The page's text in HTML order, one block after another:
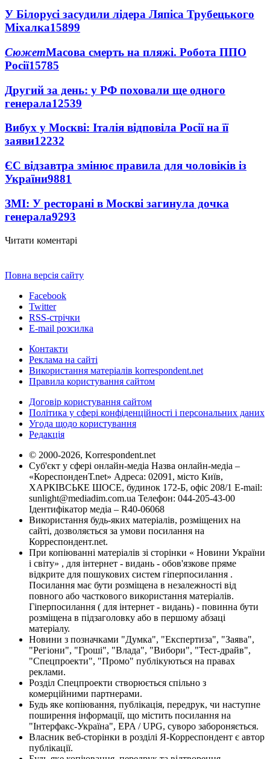
У Білорусі засудили лідера Ляпіса Трубецького
Міхалка15899
СюжетМасова смерть на пляжі. Робота ППО
Росії15785
Другий за день: у РФ поховали ще одного
генерала12539
Вибух у Москві: Італія відповіла Росії на її
заяви12232
ЄС відзавтра змінює правила для чоловіків із
України9881
ЗМІ: У ресторані в Москві загинула дочка
генерала9293
Читати коментарі
Повна версія сайту
Facebook
Twitter
RSS-стрічки
E-mail розсилка
Контакти
Реклама на сайті
Використання матеріалів korrespondent.net
Правила користування сайтом
Договір користування сайтом
Політика у сфері конфіденційності і персональних даних
Угода щодо користування
Редакція
© 2000-2026, Korrespondent.net
Суб'єкт у сфері онлайн-медіа Назва онлайн-медіа –
«КореспонденТ.net» Адреса: 02091, місто Київ,
ХАРКІВСЬКЕ ШОСЕ, будинок 172-Б, офіс 208/1 E-mail:
sunlight@mediadim.com.ua Телефон: 044-205-43-00
Ідентифікатор медіа – R40-06068
Використання будь-яких матеріалів, розміщених на
сайті, дозволяється за умови посилання на
Корреспондент.net.
При копіюванні матеріалів зі сторінки « Новини України
і світу» , для інтернет - видань - обов'язкове пряме
відкрите для пошукових систем гіперпосилання .
Посилання має бути розміщена в незалежності від
повного або часткового використання матеріалів.
Гіперпосилання ( для інтернет - видань) - повинна бути
розміщена в підзаголовку або в першому абзаці
матеріалу.
Новини з позначками "Думка", "Експертиза", "Заява",
"Регіони", "Гроші", "Влада", "Вибори", "Тест-драйв",
"Спецпроекти", "Промо" публікуються на правах
реклами.
Розділ Спецпроекти створюється спільно з
комерційними партнерами.
Будь яке копіювання, публікація, передрук, чи наступне
поширення інформації, що містить посилання на
"Інтерфакс-Україна", EPA / UPG, суворо забороняється.
Власник веб-сторінки в розділі Я-Корреспондент є автор
публікації.